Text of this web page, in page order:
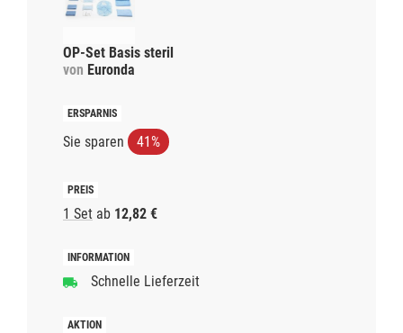
OP-Set Basis steril
von Euronda
Sie sparen 41%
1 Set ab 12,82 €
Schnelle Lieferzeit